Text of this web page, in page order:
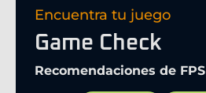
Encuentra tu juego
Game Check
Recomendaciones de FPS